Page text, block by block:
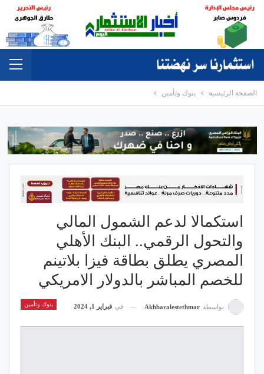
الصفحة الرئيسية بنوك وتأمين
استكمالا لدعم الشمول المالي
والتحول الرقمي.. البنك الأهلي
المصري يطلق بطاقة فيزا بلاتينم
للخصم المباشر بالدولار الامريكي
بنوك وتأمين بواسطة Akhbaralestethmar في فبراير 1, 2024